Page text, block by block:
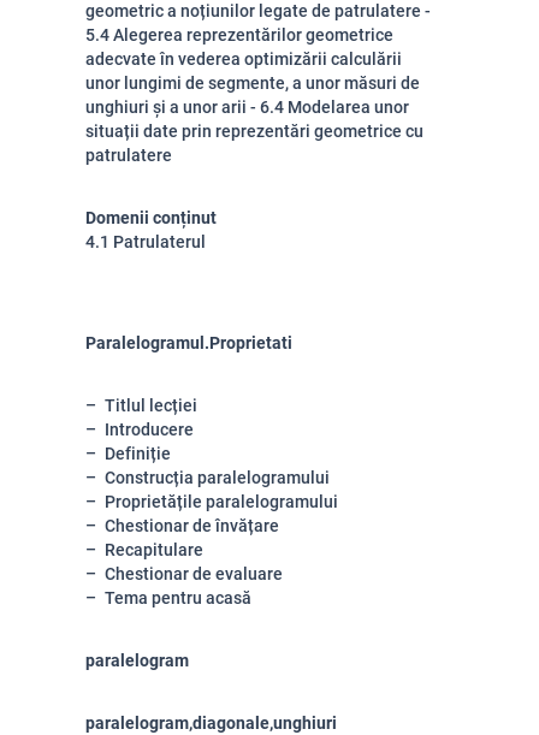
geometric a noțiunilor legate de patrulatere -
5.4 Alegerea reprezentărilor geometrice
adecvate în vederea optimizării calculării
unor lungimi de segmente, a unor măsuri de
unghiuri și a unor arii - 6.4 Modelarea unor
situații date prin reprezentări geometrice cu
patrulatere
Domenii conținut
4.1 Patrulaterul
Paralelogramul.Proprietati
Titlul lecției
Introducere
Definiție
Construcția paralelogramului
Proprietățile paralelogramului
Chestionar de învățare
Recapitulare
Chestionar de evaluare
Tema pentru acasă
paralelogram
paralelogram,diagonale,unghiuri